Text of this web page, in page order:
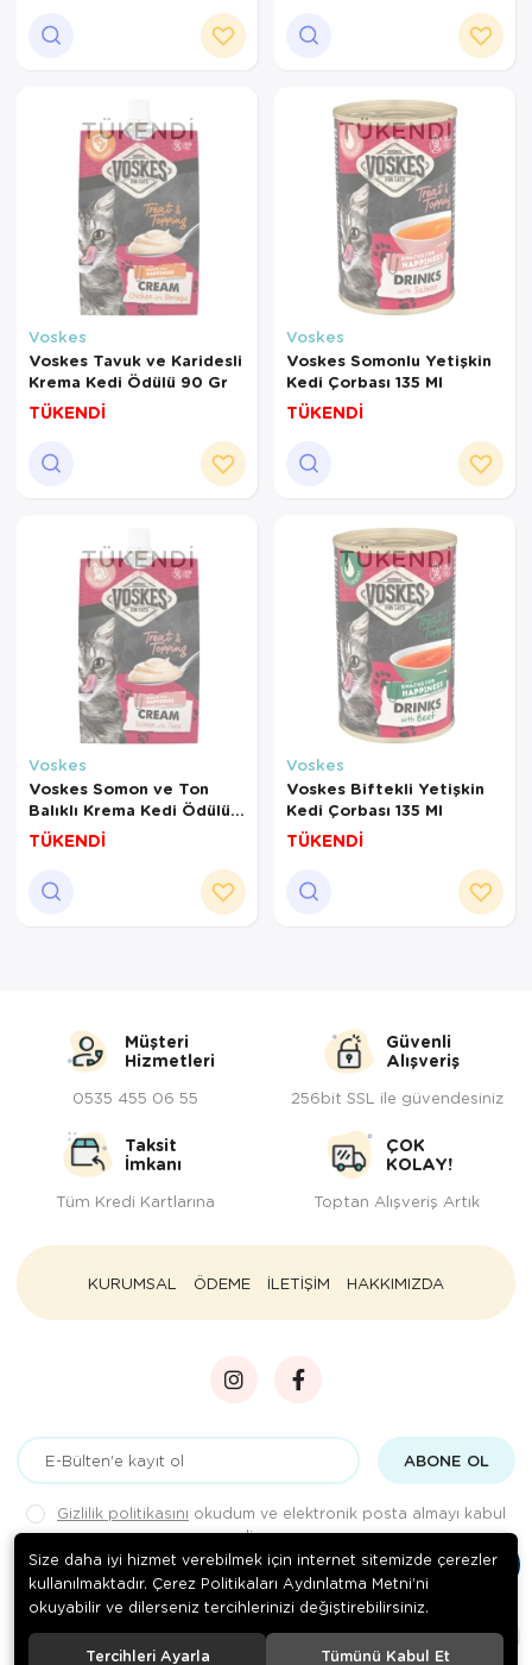
TÜKENDI
Voskes
Voskes Tavuk ve Karidesli
Krema Kedi Ödülü 90 Gr
TÜKENDİ
TÜKENDI
Voskes
Voskes Somonlu Yetişkin
Kedi Çorbası 135 Ml
TÜKENDİ
TÜKENDI
Voskes
Voskes Somon ve Ton
Balıklı Krema Kedi Ödülü
90 Gr
TÜKENDİ
TÜKENDI
Voskes
Voskes Biftekli Yetişkin
Kedi Çorbası 135 Ml
TÜKENDİ
Müşteri
Hizmetleri
0535 455 06 55
Güvenli
Alışveriş
256bit SSL ile güvendesiniz
Taksit
İmkanı
Tüm Kredi Kartlarına
ÇOK
KOLAY!
Toptan Alışveriş Artık
KURUMSAL ÖDEME İLETİŞİM HAKKIMIZDA
ABONE OL
Gizlilik politikasını okudum ve elektronik posta almayı kabul
ediyorum.
. Tüm hakları saklıdır.
Size daha iyi hizmet verebilmek için internet sitemizde çerezler
kullanılmaktadır. Çerez Politikaları Aydınlatma Metni’ni
okuyabilir ve dilerseniz tercihlerinizi değiştirebilirsiniz.
Tercihleri Ayarla Tümünü Kabul Et